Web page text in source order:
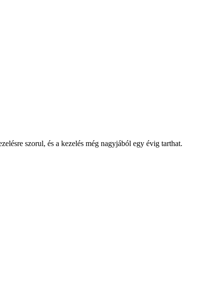
szorul, és a kezelés még nagyjából egy évig tarthat.